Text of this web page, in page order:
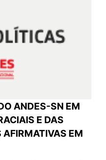
ANDES-SN EM
E DAS
AFIRMATIVAS EM